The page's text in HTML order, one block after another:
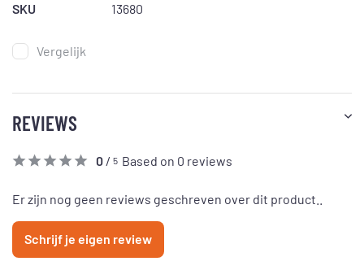
SKU
13680
Vergelijk
REVIEWS
0 / 5 Based on 0 reviews
Er zijn nog geen reviews geschreven over dit product..
Schrijf je eigen review